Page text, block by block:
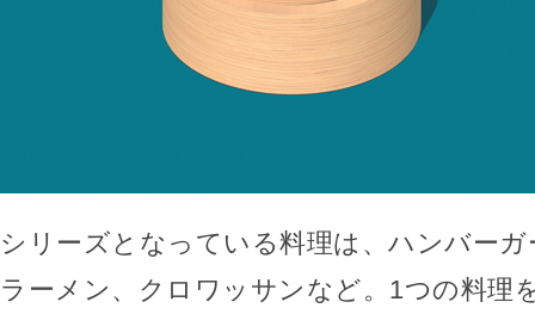
シリーズとなっている料理は、ハンバー
ラーメン、クロワッサンなど。1つの料理